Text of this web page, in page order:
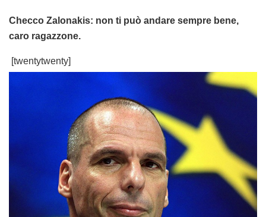
Checco Zalonakis: non ti può andare sempre bene,
caro ragazzone.
[twentytwenty]